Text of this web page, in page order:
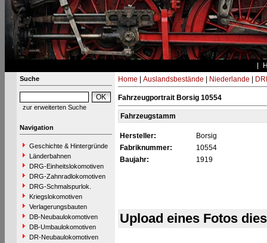
Suche
zur erweiterten Suche
Navigation
Geschichte & Hintergründe
Länderbahnen
DRG-Einheitslokomotiven
DRG-Zahnradlokomotiven
DRG-Schmalspurlok.
Kriegslokomotiven
Verlagerungsbauten
DB-Neubaulokomotiven
DB-Umbaulokomotiven
DR-Neubaulokomotiven
Home Auslandsbestände Niederlande
Fahrzeugportrait Borsig 10554
Fahrzeugstamm
Hersteller:
Borsig
Fabriknummer:
10554
Baujahr:
1919
Upload eines Fotos